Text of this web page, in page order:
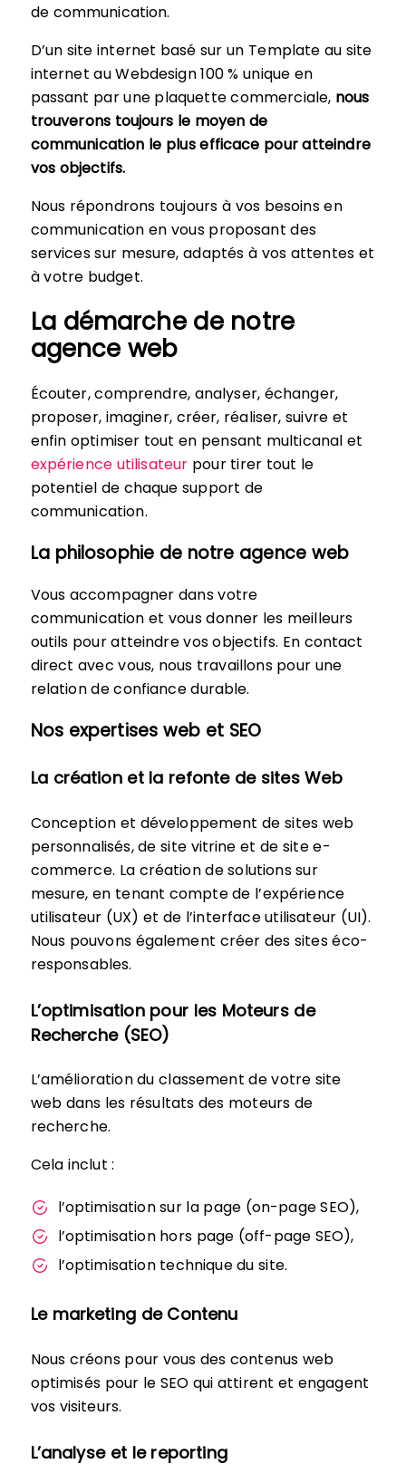
de communication.
D’un site internet basé sur un Template au site
internet au Webdesign 100 % unique en
passant par une plaquette commerciale, nous
trouverons toujours le moyen de
communication le plus efficace pour atteindre
vos objectifs.
Nous répondrons toujours à vos besoins en
communication en vous proposant des
services sur mesure, adaptés à vos attentes et
à votre budget.
La démarche de notre
agence web
Écouter, comprendre, analyser, échanger,
proposer, imaginer, créer, réaliser, suivre et
enfin optimiser tout en pensant multicanal et
expérience utilisateur pour tirer tout le
potentiel de chaque support de
communication.
La philosophie de notre agence web
Vous accompagner dans votre
communication et vous donner les meilleurs
outils pour atteindre vos objectifs. En contact
direct avec vous, nous travaillons pour une
relation de confiance durable.
Nos expertises web et SEO
La création et la refonte de sites Web
Conception et développement de sites web
personnalisés, de site vitrine et de site e-
commerce. La création de solutions sur
mesure, en tenant compte de l’expérience
utilisateur (UX) et de l’interface utilisateur (UI).
Nous pouvons également créer des sites éco-
responsables.
L’optimisation pour les Moteurs de
Recherche (SEO)
L’amélioration du classement de votre site
web dans les résultats des moteurs de
recherche.
Cela inclut :
l’optimisation sur la page (on-page SEO),
l’optimisation hors page (off-page SEO),
l’optimisation technique du site.
Le marketing de Contenu
Nous créons pour vous des contenus web
optimisés pour le SEO qui attirent et engagent
vos visiteurs.
L’analyse et le reporting